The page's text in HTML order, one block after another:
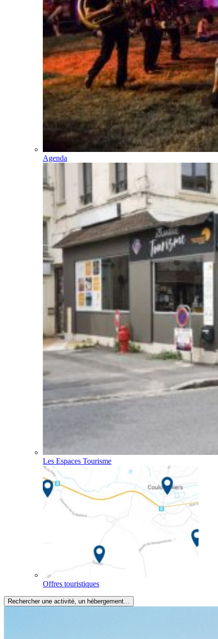
Agenda
Les Espaces Tourisme
Offres touristiques
Rechercher une activité, un hébergement…